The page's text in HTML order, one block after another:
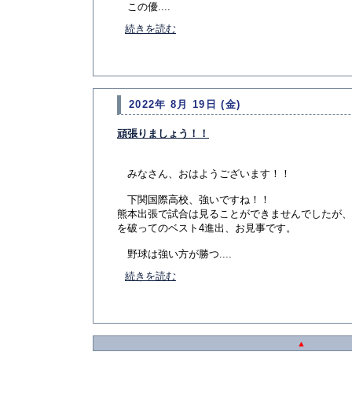
この優....
続きを読む
2022年 8月 19日 (金)
頑張りましょう！！
みなさん、おはようございます！！
下関国際高校、強いですね！！
熊本出張で試合は見ることができませんでしたが
を破ってのベスト4進出、お見事です。
野球は強い方が勝つ....
続きを読む
▲